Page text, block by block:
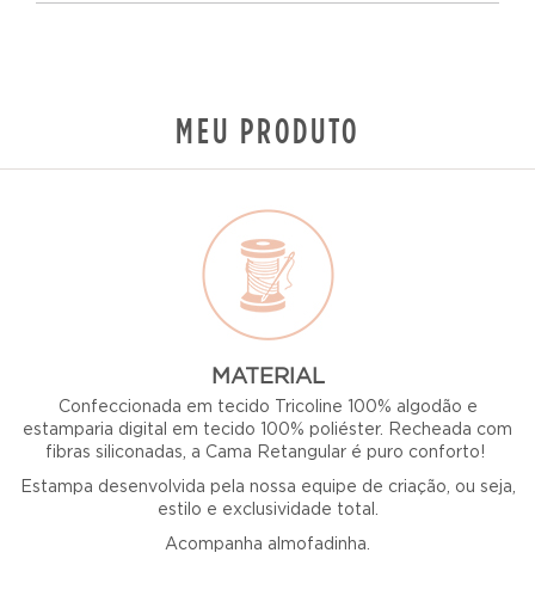
MEU PRODUTO
MATERIAL
Confeccionada em tecido Tricoline 100% algodão e
estamparia digital em tecido 100% poliéster. Recheada com
fibras siliconadas, a Cama Retangular é puro conforto!
Estampa desenvolvida pela nossa equipe de criação, ou seja,
estilo e exclusividade total.
Acompanha almofadinha.